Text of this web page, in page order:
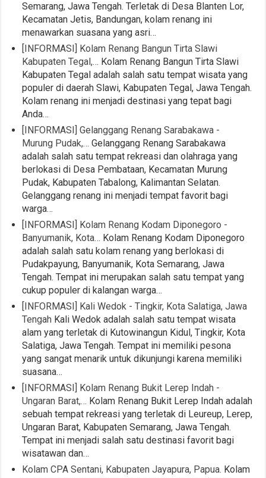
Semarang, Jawa Tengah. Terletak di Desa Blanten Lor,
Kecamatan Jetis, Bandungan, kolam renang ini
menawarkan suasana yang asri…
[INFORMASI] Kolam Renang Bangun Tirta Slawi
Kabupaten Tegal,… Kolam Renang Bangun Tirta Slawi
Kabupaten Tegal adalah salah satu tempat wisata yang
populer di daerah Slawi, Kabupaten Tegal, Jawa Tengah.
Kolam renang ini menjadi destinasi yang tepat bagi
Anda…
[INFORMASI] Gelanggang Renang Sarabakawa -
Murung Pudak,… Gelanggang Renang Sarabakawa
adalah salah satu tempat rekreasi dan olahraga yang
berlokasi di Desa Pembataan, Kecamatan Murung
Pudak, Kabupaten Tabalong, Kalimantan Selatan.
Gelanggang renang ini menjadi tempat favorit bagi
warga…
[INFORMASI] Kolam Renang Kodam Diponegoro -
Banyumanik, Kota… Kolam Renang Kodam Diponegoro
adalah salah satu kolam renang yang berlokasi di
Pudakpayung, Banyumanik, Kota Semarang, Jawa
Tengah. Tempat ini merupakan salah satu tempat yang
cukup populer di kalangan warga…
[INFORMASI] Kali Wedok - Tingkir, Kota Salatiga, Jawa
Tengah Kali Wedok adalah salah satu tempat wisata
alam yang terletak di Kutowinangun Kidul, Tingkir, Kota
Salatiga, Jawa Tengah. Tempat ini memiliki pesona
yang sangat menarik untuk dikunjungi karena memiliki
suasana…
[INFORMASI] Kolam Renang Bukit Lerep Indah -
Ungaran Barat,… Kolam Renang Bukit Lerep Indah adalah
sebuah tempat rekreasi yang terletak di Leureup, Lerep,
Ungaran Barat, Kabupaten Semarang, Jawa Tengah.
Tempat ini menjadi salah satu destinasi favorit bagi
wisatawan dan…
Kolam CPA Sentani, Kabupaten Jayapura, Papua. Kolam